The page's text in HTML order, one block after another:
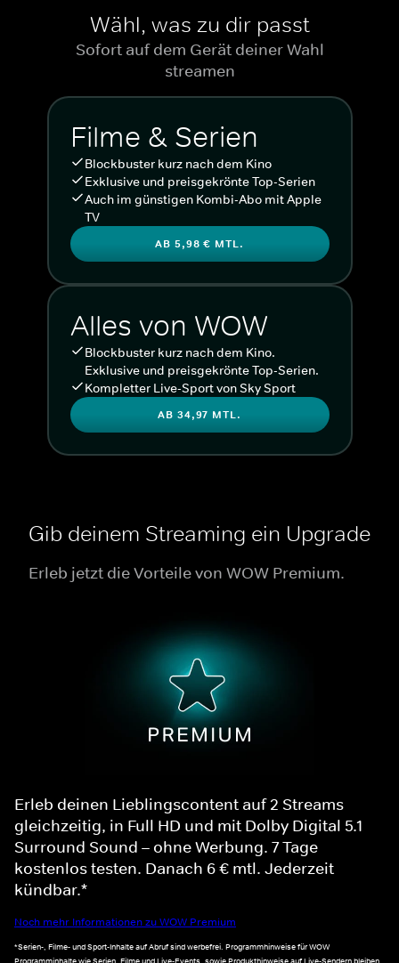
Wähl, was zu dir passt
Sofort auf dem Gerät deiner Wahl
streamen
Filme & Serien
Blockbuster kurz nach dem Kino
Exklusive und preisgekrönte Top-Serien
Auch im günstigen Kombi-Abo mit Apple
TV
AB 5,98 € MTL.
Alles von WOW
Blockbuster kurz nach dem Kino.
Exklusive und preisgekrönte Top-Serien.
Kompletter Live-Sport von Sky Sport
AB 34,97 MTL.
Gib deinem Streaming ein Upgrade
Erleb jetzt die Vorteile von WOW Premium.
Erleb deinen Lieblingscontent auf 2 Streams
gleichzeitig, in Full HD und mit Dolby Digital 5.1
Surround Sound – ohne Werbung. 7 Tage
kostenlos testen. Danach 6 € mtl. Jederzeit
kündbar.*
Noch mehr Informationen zu WOW Premium
*Serien-, Filme- und Sport-Inhalte auf Abruf sind werbefrei. Programmhinweise für WOW